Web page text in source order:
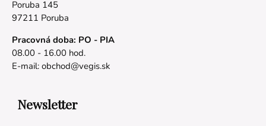
Poruba 145
97211 Poruba
Pracovná doba: PO - PIA
08.00 - 16.00 hod.
E-mail: obchod@vegis.sk
Newsletter